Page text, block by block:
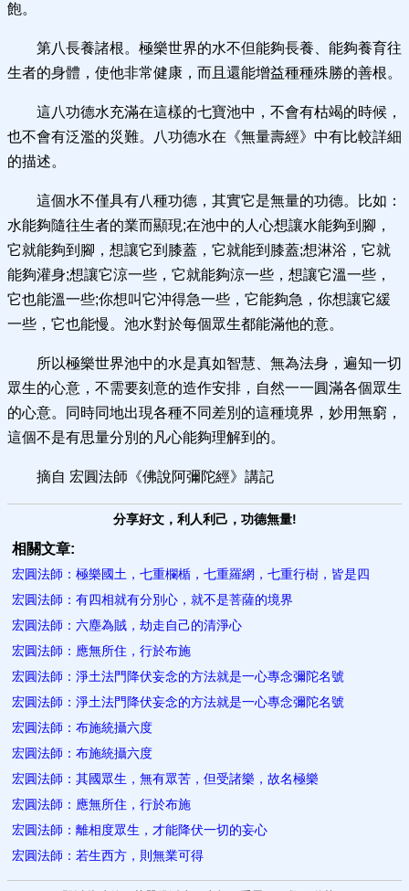
飽。
第八長養諸根。極樂世界的水不但能夠長養、能夠養育往
生者的身體，使他非常健康，而且還能增益種種殊勝的善根。
這八功德水充滿在這樣的七寶池中，不會有枯竭的時候，
也不會有泛濫的災難。八功德水在《無量壽經》中有比較詳細
的描述。
這個水不僅具有八種功德，其實它是無量的功德。比如：
水能夠隨往生者的業而顯現;在池中的人心想讓水能夠到腳，
它就能夠到腳，想讓它到膝蓋，它就能到膝蓋;想淋浴，它就
能夠灌身;想讓它涼一些，它就能夠涼一些，想讓它溫一些，
它也能溫一些;你想叫它沖得急一些，它能夠急，你想讓它緩
一些，它也能慢。池水對於每個眾生都能滿他的意。
所以極樂世界池中的水是真如智慧、無為法身，遍知一切
眾生的心意，不需要刻意的造作安排，自然一一圓滿各個眾生
的心意。同時同地出現各種不同差別的這種境界，妙用無窮，
這個不是有思量分別的凡心能夠理解到的。
摘自 宏圓法師《佛說阿彌陀經》講記
分享好文，利人利己，功德無量!
相關文章:
宏圓法師：極樂國土，七重欄楯，七重羅網，七重行樹，皆是四
宏圓法師：有四相就有分別心，就不是菩薩的境界
宏圓法師：六塵為賊，劫走自己的清淨心
宏圓法師：應無所住，行於布施
宏圓法師：淨土法門降伏妄念的方法就是一心專念彌陀名號
宏圓法師：淨土法門降伏妄念的方法就是一心專念彌陀名號
宏圓法師：布施統攝六度
宏圓法師：布施統攝六度
宏圓法師：其國眾生，無有眾苦，但受諸樂，故名極樂
宏圓法師：應無所住，行於布施
宏圓法師：離相度眾生，才能降伏一切的妄心
宏圓法師：若生西方，則無業可得